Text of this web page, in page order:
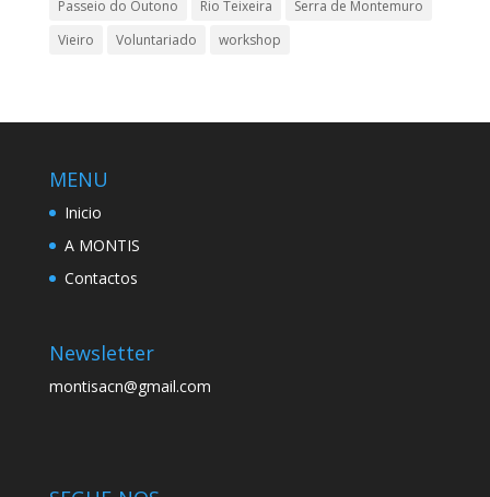
Passeio do Outono
Rio Teixeira
Serra de Montemuro
Vieiro
Voluntariado workshop
MENU
Inicio
A MONTIS
Contactos
Newsletter
montisacn@gmail.com